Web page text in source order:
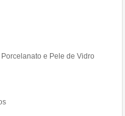
e Pele de Vidro